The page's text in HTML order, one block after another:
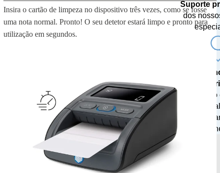
Insira o cartão de limpeza no dispositivo três vezes, como se fosse
uma nota normal. Pronto! O seu detetor estará limpo e pronto para
utilização em segundos.
Suporte
dos
20